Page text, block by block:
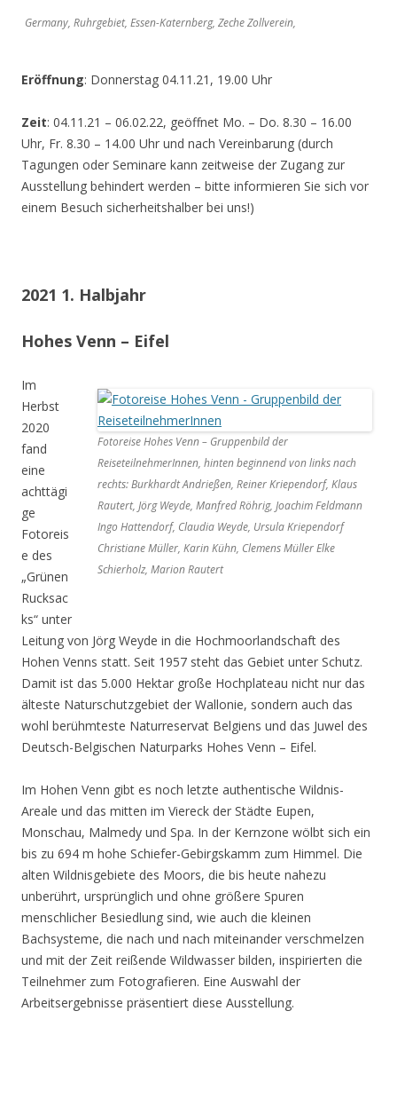
Germany, Ruhrgebiet, Essen-Katernberg, Zeche Zollverein,
Eröffnung: Donnerstag 04.11.21, 19.00 Uhr
Zeit: 04.11.21 – 06.02.22, geöffnet Mo. – Do. 8.30 – 16.00
Uhr, Fr. 8.30 – 14.00 Uhr und nach Vereinbarung (durch
Tagungen oder Seminare kann zeitweise der Zugang zur
Ausstellung behindert werden – bitte informieren Sie sich vor
einem Besuch sicherheitshalber bei uns!)
2021 1. Halbjahr
Hohes Venn – Eifel
Fotoreise Hohes Venn – Gruppenbild der
ReiseteilnehmerInnen, hinten beginnend von links nach
rechts: Burkhardt Andrießen, Reiner Kriependorf, Klaus
Rautert, Jörg Weyde, Manfred Röhrig, Joachim Feldmann
Ingo Hattendorf, Claudia Weyde, Ursula Kriependorf
Christiane Müller, Karin Kühn, Clemens Müller Elke
Schierholz, Marion Rautert
Im
Herbst
2020
fand
eine
achttägi
ge
Fotoreis
e des
„Grünen
Rucksac
ks“ unter
Leitung von Jörg Weyde in die Hochmoorlandschaft des
Hohen Venns statt. Seit 1957 steht das Gebiet unter Schutz.
Damit ist das 5.000 Hektar große Hochplateau nicht nur das
älteste Naturschutzgebiet der Wallonie, sondern auch das
wohl berühmteste Naturreservat Belgiens und das Juwel des
Deutsch-Belgischen Naturparks Hohes Venn – Eifel.
Im Hohen Venn gibt es noch letzte authentische Wildnis-
Areale und das mitten im Viereck der Städte Eupen,
Monschau, Malmedy und Spa. In der Kernzone wölbt sich ein
bis zu 694 m hohe Schiefer-Gebirgskamm zum Himmel. Die
alten Wildnisgebiete des Moors, die bis heute nahezu
unberührt, ursprünglich und ohne größere Spuren
menschlicher Besiedlung sind, wie auch die kleinen
Bachsysteme, die nach und nach miteinander verschmelzen
und mit der Zeit reißende Wildwasser bilden, inspirierten die
Teilnehmer zum Fotografieren. Eine Auswahl der
Arbeitsergebnisse präsentiert diese Ausstellung.